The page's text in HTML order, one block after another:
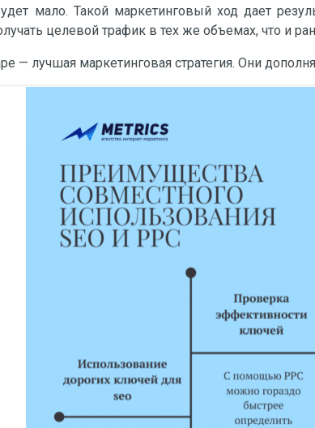
мало. Такой маркетинговый ход дает
целевой трафик в тех же объемах, что и
— лучшая маркетинговая стратегия. Они